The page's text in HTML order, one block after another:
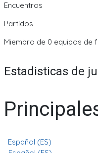
Encuentros
Partidos
Miembro de 0 equipos de
Estadisticas de
Español (ES)